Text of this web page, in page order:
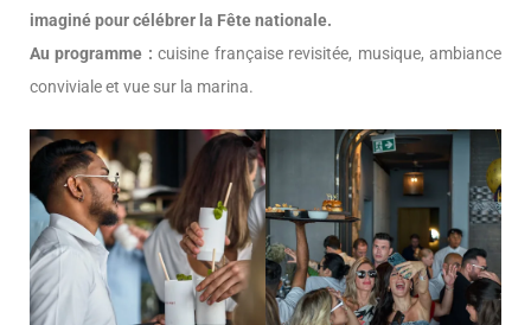
imaginé pour célébrer la Fête nationale.
Au programme : cuisine française revisitée, musique, ambiance
conviviale et vue sur la marina.